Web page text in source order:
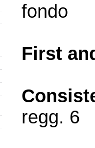
fondo
First
regg. 6